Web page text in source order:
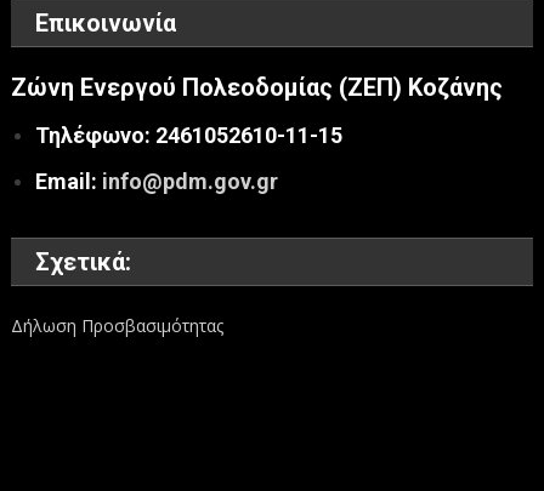
Επικοινωνία
Ζώνη Ενεργού Πολεοδομίας (ΖΕΠ) Κοζάνης
Τηλέφωνο: 2461052610-11-15
Email: info@pdm.gov.gr
Σχετικά:
Δήλωση Προσβασιμότητας